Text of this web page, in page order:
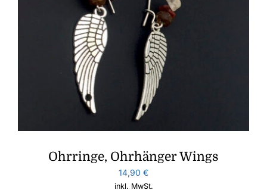
Ohrringe, Ohrhänger Wings
14,90 €
inkl. MwSt.